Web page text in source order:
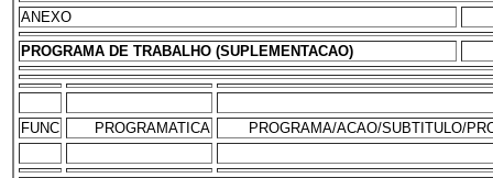
ANEXO
PROGRAMA DE TRABALHO (SUPLEMENTACAO)
FUNC PROGRAMATICA PROGRAMA/ACAO/SUBTITULO/